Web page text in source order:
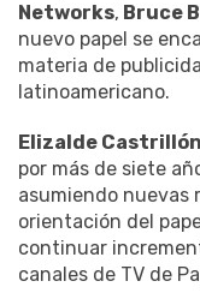
Networks, Bruce
nuevo papel se
materia de
latinoamericano.
Elizalde Castrillón
por más de siete
asumiendo nuevas
orientación del
continuar
canales de TV de